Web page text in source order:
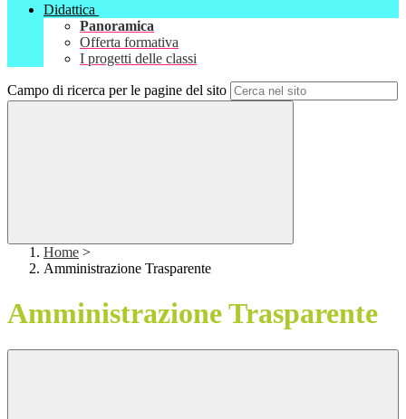
Didattica
Panoramica
Offerta formativa
I progetti delle classi
Campo di ricerca per le pagine del sito
Home >
Amministrazione Trasparente
Amministrazione Trasparente